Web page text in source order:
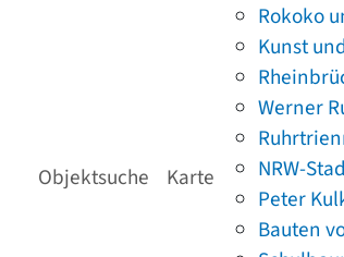
Objektsuche Karte
Rokoko
Kunst
Werner
NRW-
Peter
Bauten